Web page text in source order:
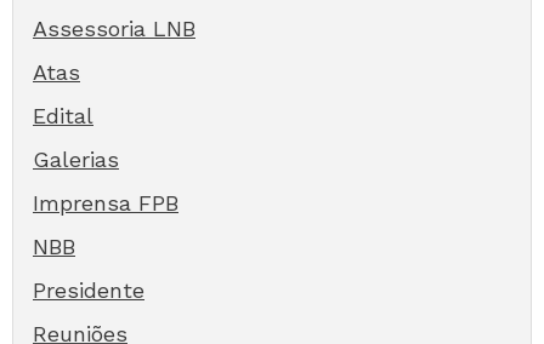
Assessoria LNB
Atas
Edital
Galerias
Imprensa FPB
NBB
Presidente
Reuniões